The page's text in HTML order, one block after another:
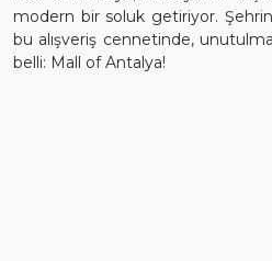
modern bir soluk getiriyor.
bu alışveriş cennetinde,
belli: Mall of Antalya!